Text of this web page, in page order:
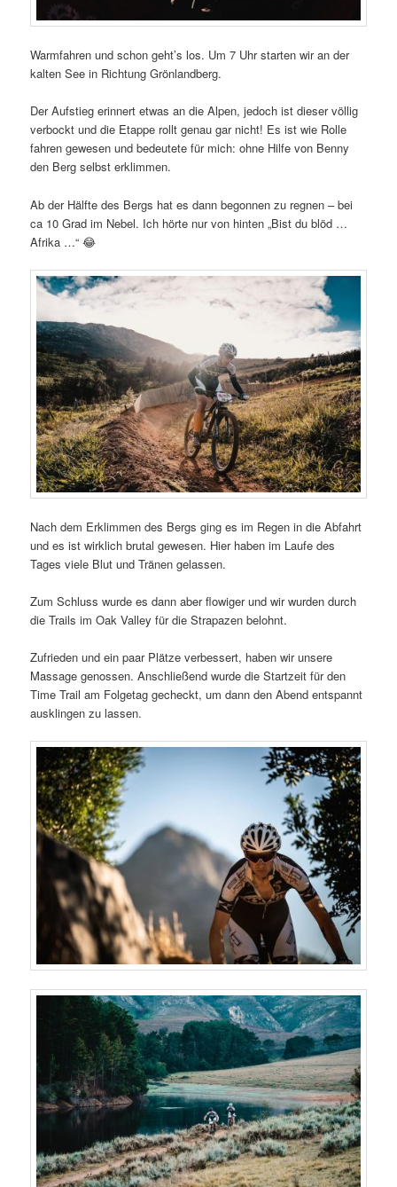
Warmfahren und schon geht’s los. Um 7 Uhr starten wir an der
kalten See in Richtung Grönlandberg.
Der Aufstieg erinnert etwas an die Alpen, jedoch ist dieser völlig
verbockt und die Etappe rollt genau gar nicht! Es ist wie Rolle
fahren gewesen und bedeutete für mich: ohne Hilfe von Benny
den Berg selbst erklimmen.
Ab der Hälfte des Bergs hat es dann begonnen zu regnen – bei
ca 10 Grad im Nebel. Ich hörte nur von hinten „Bist du blöd …
Afrika …“ 😂
Nach dem Erklimmen des Bergs ging es im Regen in die Abfahrt
und es ist wirklich brutal gewesen. Hier haben im Laufe des
Tages viele Blut und Tränen gelassen.
Zum Schluss wurde es dann aber flowiger und wir wurden durch
die Trails im Oak Valley für die Strapazen belohnt.
Zufrieden und ein paar Plätze verbessert, haben wir unsere
Massage genossen. Anschließend wurde die Startzeit für den
Time Trail am Folgetag gecheckt, um dann den Abend entspannt
ausklingen zu lassen.